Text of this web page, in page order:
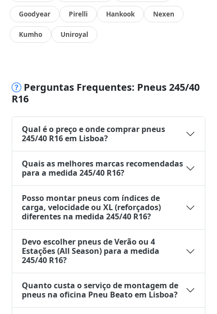
Goodyear Pirelli Hankook Nexen
Kumho Uniroyal
Perguntas Frequentes: Pneus 245/40
R16
Qual é o preço e onde comprar pneus
245/40 R16 em Lisboa?
Quais as melhores marcas recomendadas
para a medida 245/40 R16?
Posso montar pneus com índices de
carga, velocidade ou XL (reforçados)
diferentes na medida 245/40 R16?
Devo escolher pneus de Verão ou 4
Estações (All Season) para a medida
245/40 R16?
Quanto custa o serviço de montagem de
pneus na oficina Pneu Beato em Lisboa?